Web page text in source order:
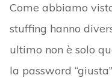
Come abbiamo
stuffing hanno
ultimo non è solo
la password